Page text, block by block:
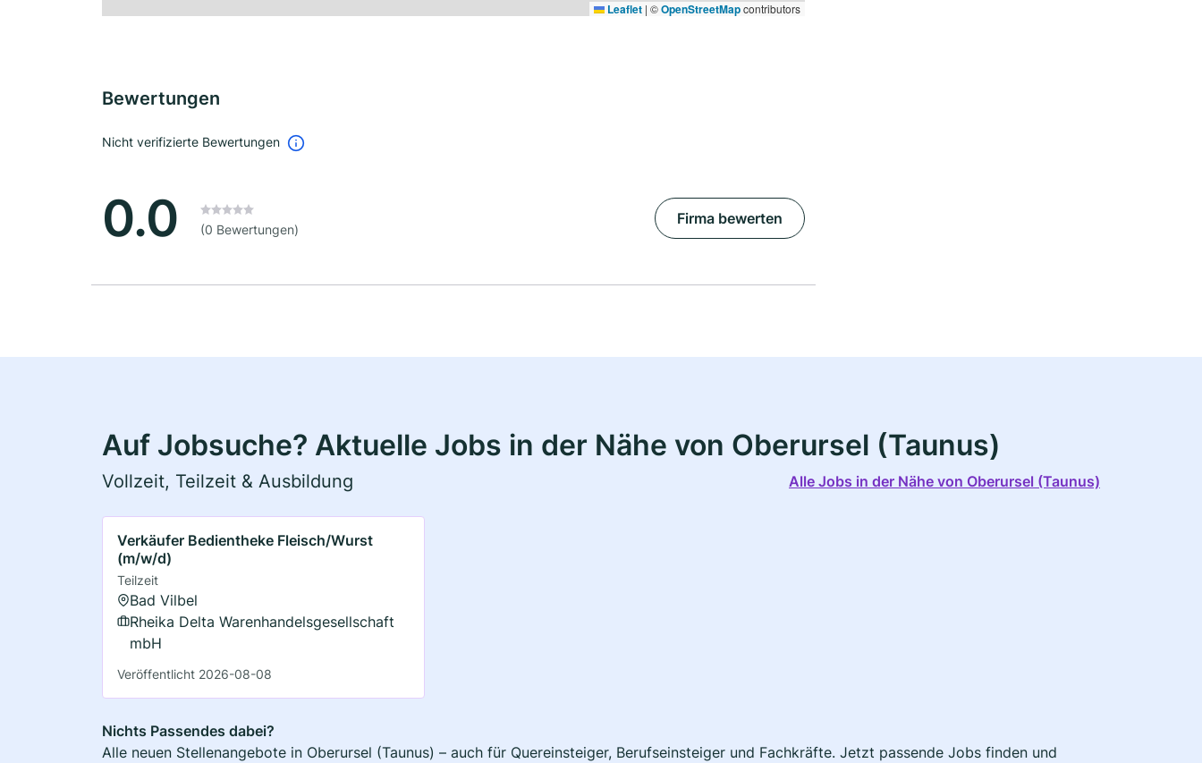
Leaflet | ©OpenStreetMapcontributors
Bewertungen
Nicht verifizierte Bewertungen
0.0 (0 Bewertungen)
Firma bewerten
Auf Jobsuche? Aktuelle Jobs in der Nähe von Oberursel (Taunus)
Vollzeit, Teilzeit & Ausbildung Alle Jobs in der Nähe von Oberursel (Taunus)
Verkäufer Bedientheke Fleisch/Wurst
(m/w/d)
Teilzeit
Bad Vilbel
Rheika Delta Warenhandelsgesellschaft
mbH
Veröffentlicht 2026-08-08
Nichts Passendes dabei?
Alle neuen Stellenangebote in Oberursel (Taunus) – auch für Quereinsteiger, Berufseinsteiger und Fachkräfte. Jetzt passende Jobs finden und